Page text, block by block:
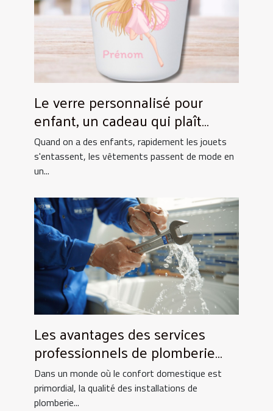
Le verre personnalisé pour
enfant, un cadeau qui plaît
toujours !
Quand on a des enfants, rapidement les jouets
s'entassent, les vêtements passent de mode en
un...
Les avantages des services
professionnels de plomberie
pour votre foyer
Dans un monde où le confort domestique est
primordial, la qualité des installations de
plomberie...